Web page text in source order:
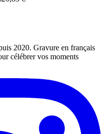
2020. Gravure en français
célébrer vos moments